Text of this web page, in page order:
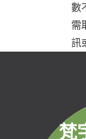
數
需
訊
梵